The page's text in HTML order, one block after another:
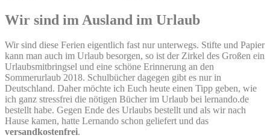
Wir sind im Ausland im Urlaub
Wir sind diese Ferien eigentlich fast nur unterwegs. Stifte und Papier
kann man auch im Urlaub besorgen, so ist der Zirkel des Großen ein
Urlaubsmitbringsel und eine schöne Erinnerung an den
Sommerurlaub 2018. Schulbücher dagegen gibt es nur in
Deutschland. Daher möchte ich Euch heute einen Tipp geben, wie
ich ganz stressfrei die nötigen Bücher im Urlaub bei lernando.de
bestellt habe. Gegen Ende des Urlaubs bestellt und als wir nach
Hause kamen, hatte Lernando schon geliefert und das
versandkostenfrei.